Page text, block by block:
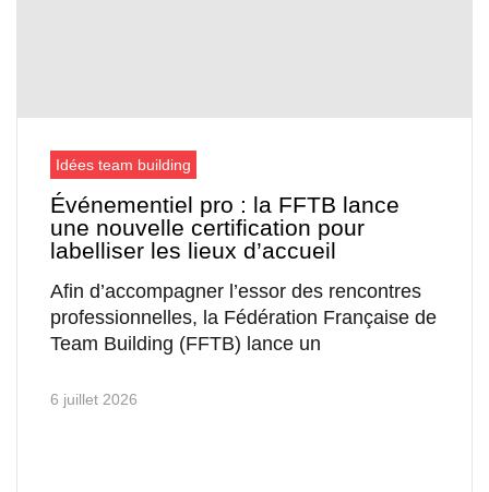
Idées team building
Événementiel pro : la FFTB lance
une nouvelle certification pour
labelliser les lieux d’accueil
Afin d’accompagner l’essor des rencontres
professionnelles, la Fédération Française de
Team Building (FFTB) lance un
6 juillet 2026